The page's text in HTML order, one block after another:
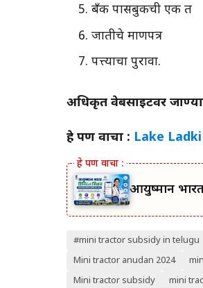
बँक पासबुकची एक प्रत
जातीचे प्रमाणपत्र
पत्त्याचा पुरावा.
अधिकृत वेबसाइटवर
हे पण वाचा : Lake
आयुष्मान
#mini tractor subsidy in telugu
Mini tractor anudan 2024
Mini tractor subsidy
mini